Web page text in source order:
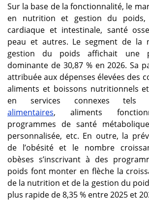
Sur la base de la fonctionnalité, le
en nutrition et gestion du poids,
cardiaque et intestinale, santé
peau et autres. Le segment de la
gestion du poids affichait une
dominante de 30,87 % en 2026. Sa
attribuée aux dépenses élevées des
aliments et boissons nutritionnels
en services connexes tels
alimentaires, aliments
programmes de santé
personnalisée, etc. En outre, la
de l’obésité et le nombre
obèses s’inscrivant à des
poids font monter en flèche la
de la nutrition et de la gestion du
plus rapide de 8,35 % entre 2025 et